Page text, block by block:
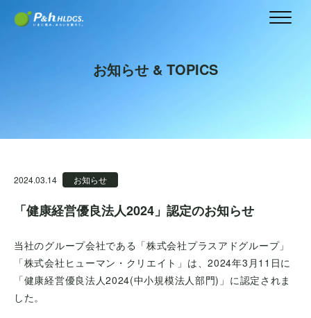
お知らせ & TOPICS
2024.03.14 お知らせ
「健康経営優良法人2024」認定のお知らせ
当社のグループ会社である「株式会社プラスアドグループ」
「株式会社ヒューマン・クリエイト」は、2024年3月11日に
「健康経営優良法人2024(中小規模法人部門)」に認定されま
した。